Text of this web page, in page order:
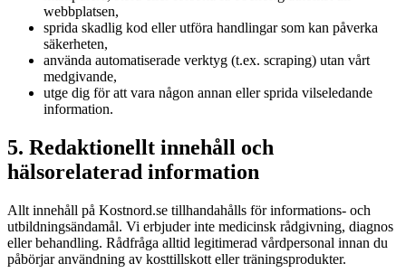
webbplatsen,
sprida skadlig kod eller utföra handlingar som kan påverka
säkerheten,
använda automatiserade verktyg (t.ex. scraping) utan vårt
medgivande,
utge dig för att vara någon annan eller sprida vilseledande
information.
5. Redaktionellt innehåll och
hälsorelaterad information
Allt innehåll på Kostnord.se tillhandahålls för informations- och
utbildningsändamål. Vi erbjuder inte medicinsk rådgivning, diagnos
eller behandling. Rådfråga alltid legitimerad vårdpersonal innan du
påbörjar användning av kosttillskott eller träningsprodukter.